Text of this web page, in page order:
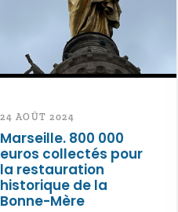
24 AOÛT 2024
Marseille. 800 000
euros collectés pour
la restauration
historique de la
Bonne-Mère